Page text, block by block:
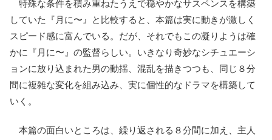
特殊な条件を積み重ねたうえで穏やかなサスペンスを構築
していた『月に〜』と比較すると、本篇は実に動きが激しく
スピード感に富んでいる。だが、それでもこの凝りようは確
かに『月に〜』の監督らしい。いきなり奇妙なシチュエーシ
ョンに放り込まれた男の動揺、混乱を描きつつも、同じ８分
間に複雑な変化を組み込み、実に個性的なドラマを構築して
いく。
本篇の面白いところは、繰り返される８分間に加え、主人